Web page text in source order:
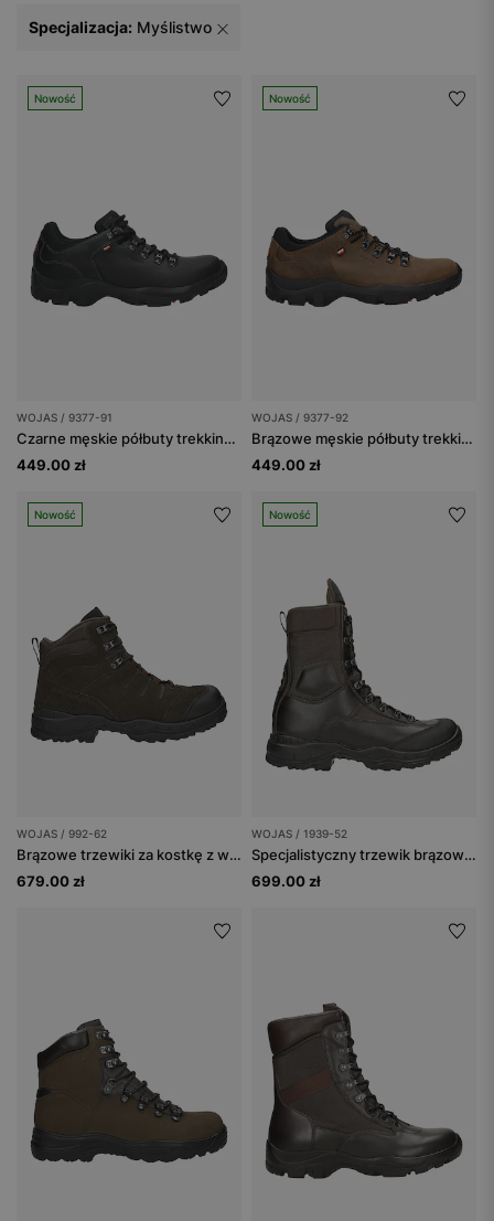
Specjalizacja: Myślistwo
Nowość
WOJAS / 9377-91
Czarne męskie półbuty trekkingowe
449.00 zł
Nowość
WOJAS / 9377-92
Brązowe męskie półbuty trekkingowe
449.00 zł
Nowość
WOJAS / 992-62
Brązowe trzewiki za kostkę z wodoodpornego weluru
679.00 zł
Nowość
WOJAS / 1939-52
Specjalistyczny trzewik brązowy nad kostkę typu 939
699.00 zł